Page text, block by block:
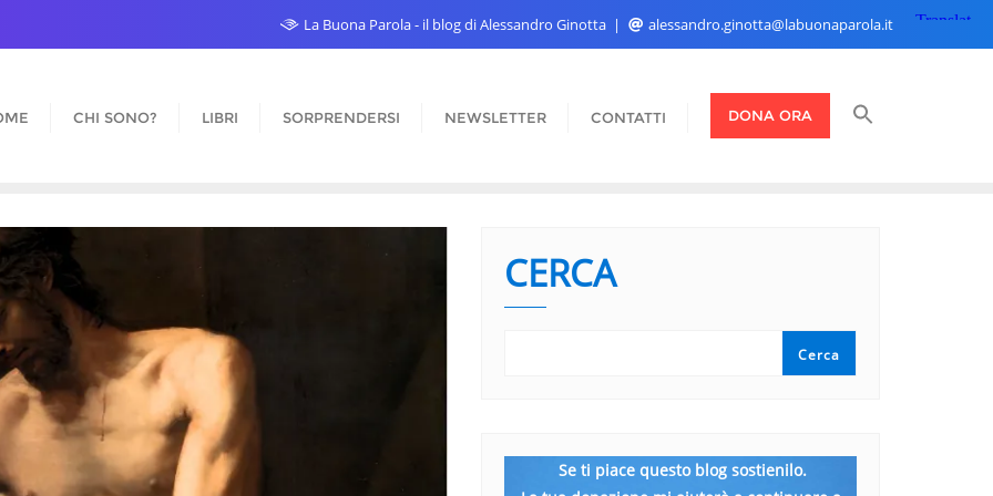
La Buona Parola - il blog di Alessandro Ginotta alessandro.ginotta@labuonaparola.it
CHI SONO? LIBRI SORPRENDERSI NEWSLETTER CONTATTI DONA ORA
CERCA
Cerca
Se ti piace questo blog sostienilo.